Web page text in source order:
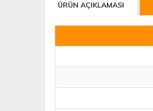
ÜRÜN AÇIKLAMASI